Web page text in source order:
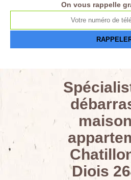
On vous rappelle
Diois